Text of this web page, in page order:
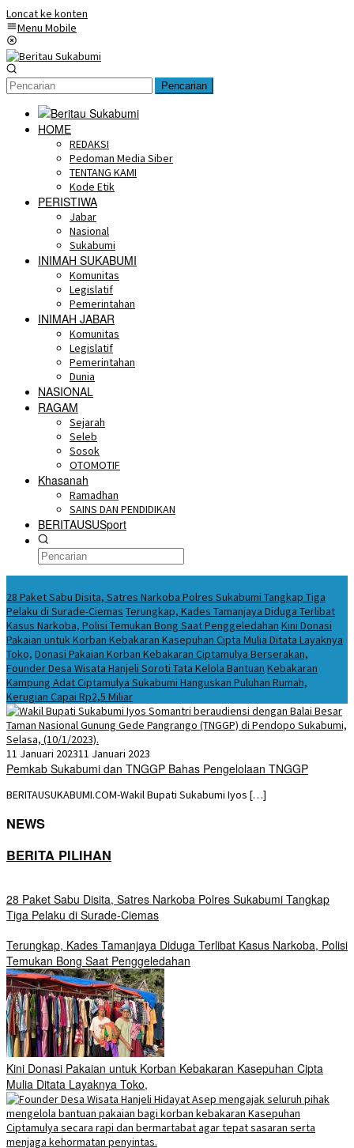
Loncat ke konten
Menu Mobile
Pencarian
HOME
REDAKSI
Pedoman Media Siber
TENTANG KAMI
Kode Etik
PERISTIWA
Jabar
Nasional
Sukabumi
INIMAH SUKABUMI
Komunitas
Legislatif
Pemerintahan
INIMAH JABAR
Komunitas
Legislatif
Pemerintahan
Dunia
NASIONAL
RAGAM
Sejarah
Seleb
Sosok
OTOMOTIF
Khasanah
Ramadhan
SAINS DAN PENDIDIKAN
BERITAUSUSport
28 Paket Sabu Disita, Satres Narkoba Polres Sukabumi Tangkap Tiga
Pelaku di Surade-Ciemas Terungkap, Kades Tamanjaya Diduga Terlibat
Kasus Narkoba, Polisi Temukan Bong Saat Penggeledahan Kini Donasi
Pakaian untuk Korban Kebakaran Kasepuhan Cipta Mulia Ditata Layaknya
Toko, Donasi Pakaian Korban Kebakaran Ciptamulya Berserakan,
Founder Desa Wisata Hanjeli Soroti Tata Kelola Bantuan Kebakaran
Kampung Adat Ciptamulya Sukabumi Hanguskan Puluhan Rumah,
Kerugian Capai Rp2,5 Miliar
11 Januari 202311 Januari 2023
Pemkab Sukabumi dan TNGGP Bahas Pengelolaan TNGGP
BERITAUSUKABUMI.COM-Wakil Bupati Sukabumi Iyos […]
NEWS
BERITA PILIHAN
28 Paket Sabu Disita, Satres Narkoba Polres Sukabumi Tangkap
Tiga Pelaku di Surade-Ciemas
Terungkap, Kades Tamanjaya Diduga Terlibat Kasus Narkoba, Polisi
Temukan Bong Saat Penggeledahan
Kini Donasi Pakaian untuk Korban Kebakaran Kasepuhan Cipta
Mulia Ditata Layaknya Toko,